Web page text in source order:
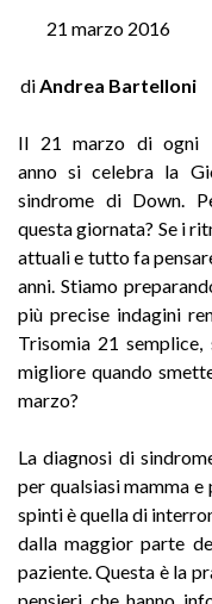
21 marzo 2016
di Andrea Bartelloni
Il 21 marzo di ogni
anno si celebra la
sindrome di Down.
questa giornata? Se i
attuali e tutto fa
anni. Stiamo
più precise indagini
Trisomia 21
migliore quando
marzo?
La diagnosi di
per qualsiasi mamma e
spinti è quella di
dalla maggior parte
paziente. Questa è la